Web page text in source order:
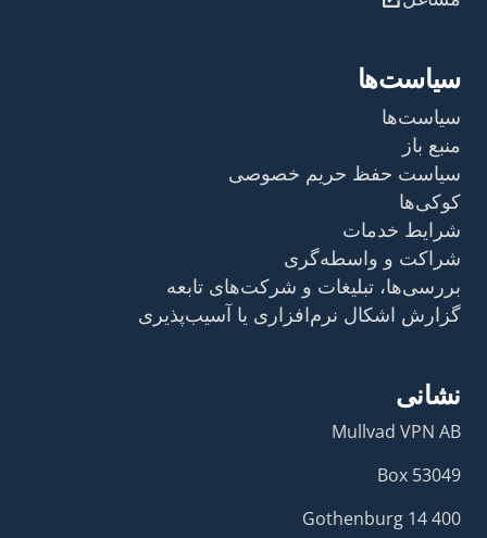
سیاست‌ها
سیاست‌ها
منبع باز
سیاست حفظ حریم خصوصی
کوکی‌ها
شرایط خدمات
شراکت و واسطه‌گری
بررسی‌ها، تبلیغات و شرکت‌های تابعه
گزارش اشکال نرم‌افزاری یا آسیب‌پذیری
نشانی
Mullvad VPN AB
Box 53049
400 14 Gothenburg